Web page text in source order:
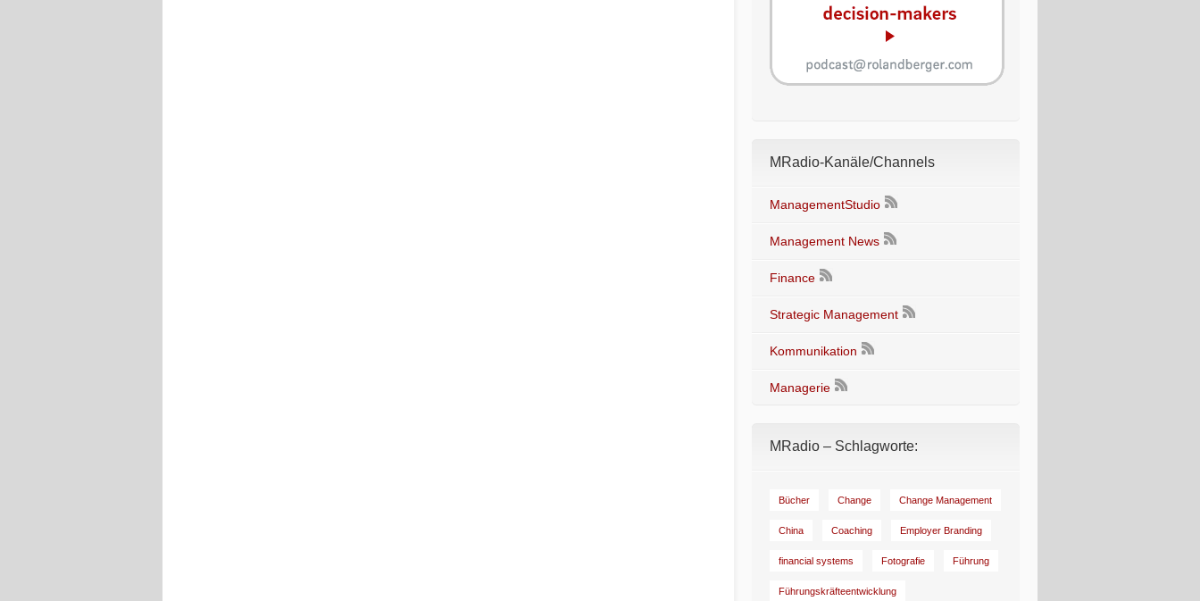
MRadio-Kanäle/Channels
ManagementStudio
Management News
Finance
Strategic Management
Kommunikation
Managerie
MRadio – Schlagworte:
Bücher Change Change Management
China Coaching Employer Branding
financial systems Fotografie Führung
Führungskräfteentwicklung